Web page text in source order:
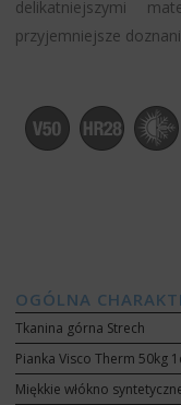
delikatniejszymi
przyjemniejsze
OGÓLNA
Tkanina górna Strech
Pianka Visco Therm 50kg
Miękkie włókno